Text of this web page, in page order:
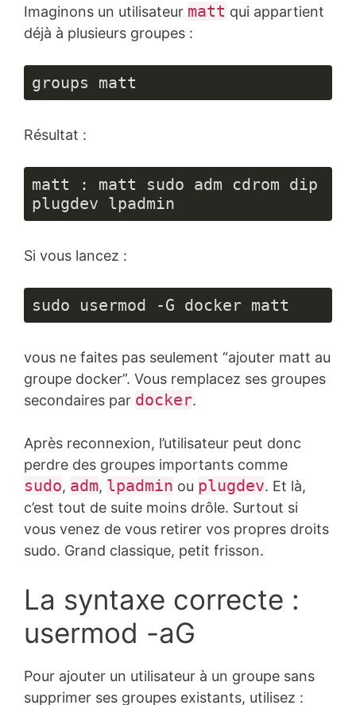
Imaginons un utilisateur matt qui appartient
déjà à plusieurs groupes :
groups matt
Résultat :
matt : matt sudo adm cdrom dip
plugdev lpadmin
Si vous lancez :
sudo usermod -G docker matt
vous ne faites pas seulement “ajouter matt au
groupe docker”. Vous remplacez ses groupes
secondaires par docker.
Après reconnexion, l’utilisateur peut donc
perdre des groupes importants comme
sudo, adm, lpadmin ou plugdev. Et là,
c’est tout de suite moins drôle. Surtout si
vous venez de vous retirer vos propres droits
sudo. Grand classique, petit frisson.
La syntaxe correcte :
usermod -aG
Pour ajouter un utilisateur à un groupe sans
supprimer ses groupes existants, utilisez :